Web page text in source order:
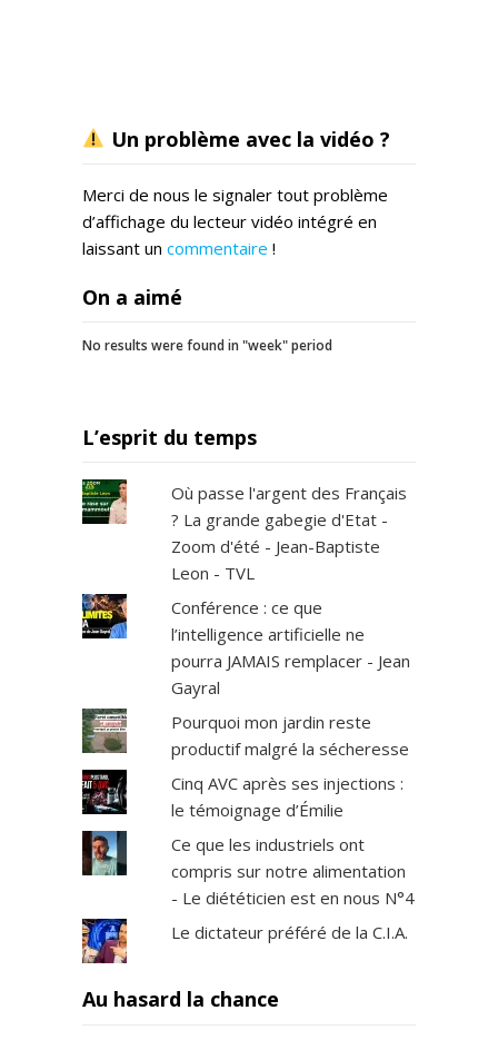
Un problème avec la vidéo ?
Merci de nous le signaler tout problème
d’affichage du lecteur vidéo intégré en
laissant un commentaire !
On a aimé
No results were found in "week" period
L’esprit du temps
Où passe l'argent des Français
? La grande gabegie d'Etat -
Zoom d'été - Jean-Baptiste
Leon - TVL
Conférence : ce que
l’intelligence artificielle ne
pourra JAMAIS remplacer - Jean
Gayral
Pourquoi mon jardin reste
productif malgré la sécheresse
Cinq AVC après ses injections :
le témoignage d’Émilie
Ce que les industriels ont
compris sur notre alimentation
- Le diététicien est en nous N°4
Le dictateur préféré de la C.I.A.
Au hasard la chance